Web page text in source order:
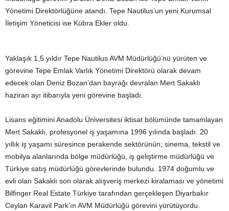
Yönetimi Direktörlüğüne atandı. Tepe Nautilus’un yeni Kurumsal
İletişim Yöneticisi ise Kübra Ekler oldu.
Yaklaşık 1,5 yıldır Tepe Nautilus AVM Müdürlüğü’nü yürüten ve
görevine Tepe Emlak Varlık Yönetimi Direktörü olarak devam
edecek olan Deniz Bozan’dan bayrağı devralan Mert Sakaklı
haziran ayı itibarıyla yeni görevine başladı.
Lisans eğitimini Anadolu Üniversitesi iktisat bölümünde tamamlayan
Mert Sakaklı, profesyonel iş yaşamına 1996 yılında başladı. 20
yıllık iş yaşamı süresince perakende sektörünün; sinema, tekstil ve
mobilya alanlarında bölge müdürlüğü, iş geliştirme müdürlüğü ve
Türkiye satış müdürlüğü görevlerinde bulundu. 1974 doğumlu ve
evli olan Sakaklı son olarak alışveriş merkezi kiralaması ve yönetimi
Bilfinger Real Estate Türkiye tarafından gerçekleşen Diyarbakır
Ceylan Karavil Park’ın AVM Müdürlüğü görevini yürütüyordu.